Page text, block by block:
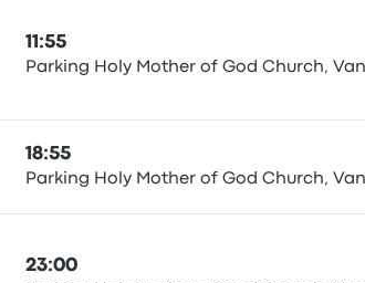
11:55
Parking Holy Mother of God Church,
18:55
Parking Holy Mother of God Church,
23:00